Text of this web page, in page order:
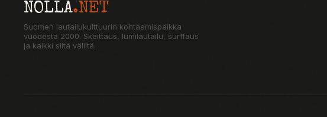
NOLLA.NET
Suomen lautailukulttuurin kohtaamispaikka
vuodesta 2000. Skeittaus, lumilautailu, surffaus
ja kaikki siltä väliltä.